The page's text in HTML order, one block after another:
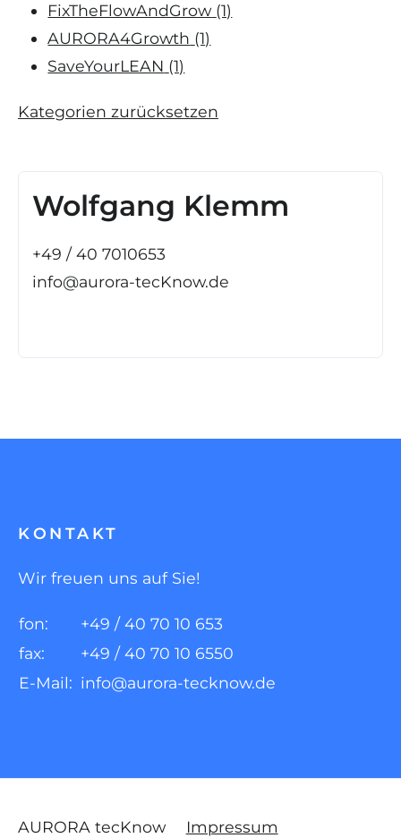
FixTheFlowAndGrow (1)
AURORA4Growth (1)
SaveYourLEAN (1)
Kategorien zurücksetzen
Wolfgang Klemm
+49 / 40 7010653
info@aurora-tecKnow.de
KONTAKT
Wir freuen uns auf Sie!
fon:
+49 / 40 70 10 653
fax:
+49 / 40 70 10 6550
E-Mail: info@aurora-tecknow.de
AURORA tecKnow
Impressum